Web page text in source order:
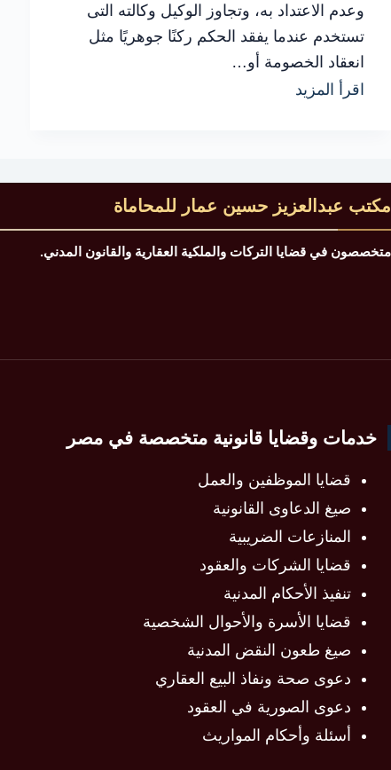
وعدم الاعتداد به، وتجاوز الوكيل وكالته التى
تستخدم عندما يفقد الحكم ركنًا جوهريًا مثل
انعقاد الخصومة أو…
اقرأ المزيد
نصائح
مهمة
لحماية
مكتب عبدالعزيز حسين عمار للمحاماة
متخصصون في قضايا التركات والملكية العقارية والقانون المدني.
خدمات وقضايا قانونية متخصصة في مصر
قضايا الموظفين والعمل
صيغ الدعاوى القانونية
المنازعات الضريبية
قضايا الشركات والعقود
تنفيذ الأحكام المدنية
قضايا الأسرة والأحوال الشخصية
صيغ طعون النقض المدنية
دعوى صحة ونفاذ البيع العقاري
دعوى الصورية في العقود
أسئلة وأحكام المواريث